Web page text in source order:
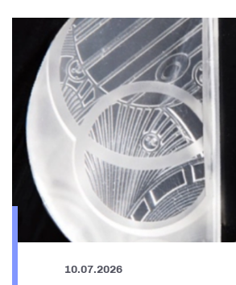
10.07.2026